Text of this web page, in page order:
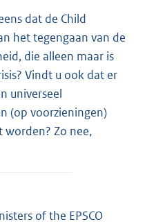
dat de Child
het tegengaan van de
die alleen maar is
Vindt u ook dat er
universeel
(op voorzieningen)
Zo nee,
of the EPSCO